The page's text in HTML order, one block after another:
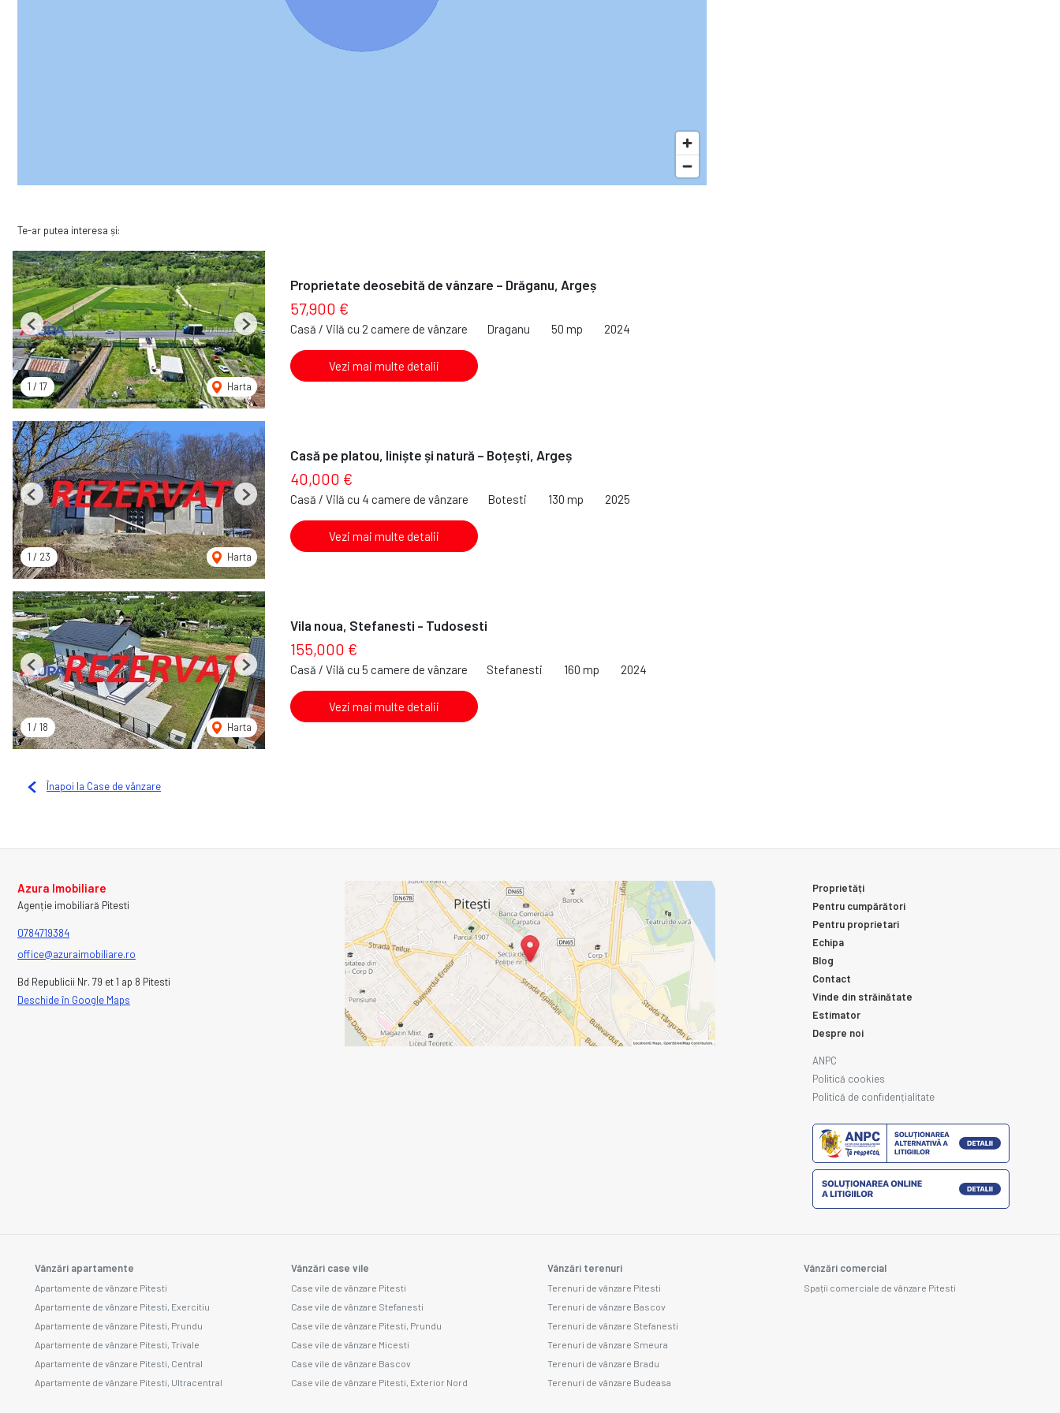
Te-ar putea interesa și:
1 / 17 Harta
Previous Next
Proprietate deosebită de vânzare – Drăganu, Argeș
57,900 €
Casă / Vilă cu 2 camere de vânzare Draganu 50 mp 2024
Vezi mai multe detalii
1 / 23 Harta
Previous Next
Casă pe platou, liniște și natură – Boțești, Argeș
40,000 €
Casă / Vilă cu 4 camere de vânzare Botesti 130 mp 2025
Vezi mai multe detalii
1 / 18 Harta
Previous Next
Vila noua, Stefanesti - Tudosesti
155,000 €
Casă / Vilă cu 5 camere de vânzare Stefanesti 160 mp 2024
Vezi mai multe detalii
Înapoi la Case de vânzare
Azura Imobiliare
Agenție imobiliară Pitesti
0784719384
office@azuraimobiliare.ro
Bd Republicii Nr. 79 et 1 ap 8 Pitesti
Deschide în Google Maps
Proprietăți
Pentru cumpărători
Pentru proprietari
Echipa
Blog
Contact
Vinde din străinătate
Estimator
Despre noi
ANPC
Politică cookies
Politică de confidențialitate
Vânzări apartamente
Apartamente de vânzare Pitesti
Apartamente de vânzare Pitesti, Exercitiu
Apartamente de vânzare Pitesti, Prundu
Apartamente de vânzare Pitesti, Trivale
Apartamente de vânzare Pitesti, Central
Apartamente de vânzare Pitesti, Ultracentral
Vânzări case vile
Case vile de vânzare Pitesti
Case vile de vânzare Stefanesti
Case vile de vânzare Pitesti, Prundu
Case vile de vânzare Micesti
Case vile de vânzare Bascov
Case vile de vânzare Pitesti, Exterior Nord
Vânzări terenuri
Terenuri de vânzare Pitesti
Terenuri de vânzare Bascov
Terenuri de vânzare Stefanesti
Terenuri de vânzare Smeura
Terenuri de vânzare Bradu
Terenuri de vânzare Budeasa
Vânzări comercial
Spații comerciale de vânzare Pitesti